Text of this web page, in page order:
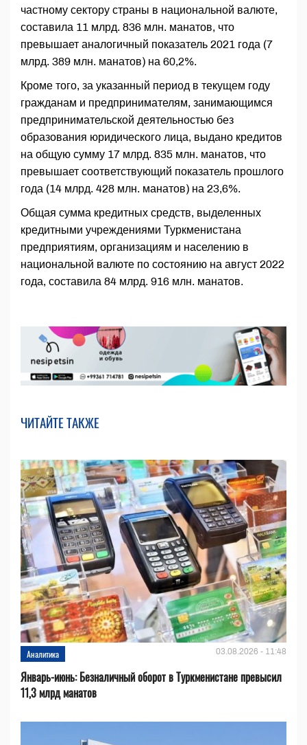
частному сектору страны в национальной валюте,
составила 11 млрд. 836 млн. манатов, что
превышает аналогичный показатель 2021 года (7
млрд. 389 млн. манатов) на 60,2%.
Кроме того, за указанный период в текущем году
гражданам и предпринимателям, занимающимся
предпринимательской деятельностью без
образования юридического лица, выдано кредитов
на общую сумму 17 млрд. 835 млн. манатов, что
превышает соответствующий показатель прошлого
года (14 млрд. 428 млн. манатов) на 23,6%.
Общая сумма кредитных средств, выделенных
кредитными учреждениями Туркменистана
предприятиям, организациям и населению в
национальной валюте по состоянию на август 2022
года, составила 84 млрд. 916 млн. манатов.
ЧИТАЙТЕ ТАКЖЕ
Аналитика 03.08.2026 - 11:48
Январь-июнь: Безналичный оборот в Туркменистане превысил
11,3 млрд манатов